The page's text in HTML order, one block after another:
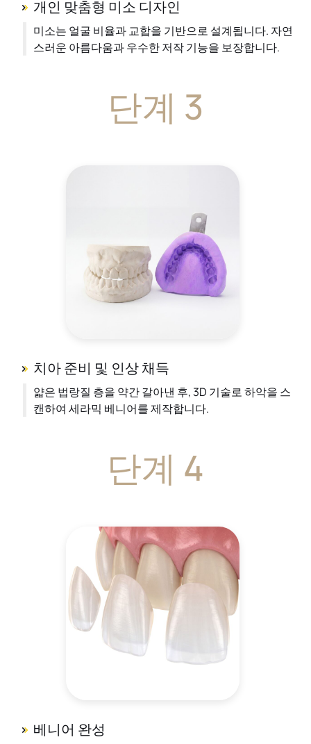
개인 맞춤형 미소 디자인
미소는 얼굴 비율과 교합을 기반으로 설계됩니다. 자연
스러운 아름다움과 우수한 저작 기능을 보장합니다.
단계 3
치아 준비 및 인상 채득
얇은 법랑질 층을 약간 갈아낸 후, 3D 기술로 하악을 스
캔하여 세라믹 베니어를 제작합니다.
단계 4
베니어 완성